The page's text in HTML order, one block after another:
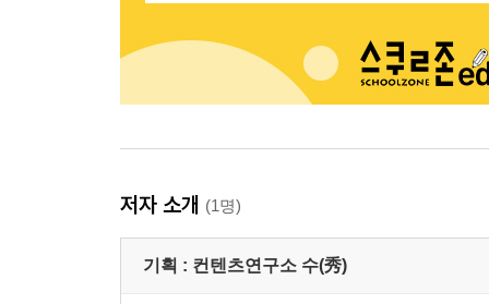
저자 소개 (1명)
기획 : 컨텐츠연구소 수(秀)